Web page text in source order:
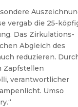
vergab die 25-
Das Zirkulations-
Abgleich des
reduzieren.
Zapfstellen
verantwortlicher
Umso